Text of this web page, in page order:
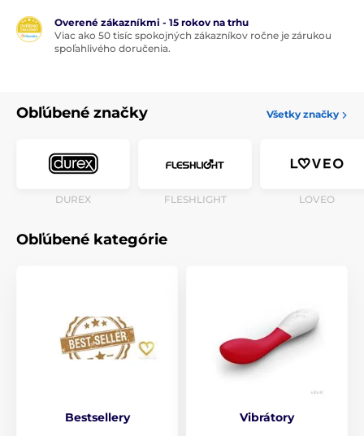
Overené zákazníkmi - 15 rokov na trhu
Viac ako 50 tisíc spokojných zákazníkov ročne je zárukou
spoľahlivého doručenia.
Obľúbené značky Všetky značky
DUREX FLESHLIGHT LOVEO
Obľúbené kategórie
Bestsellery Vibrátory